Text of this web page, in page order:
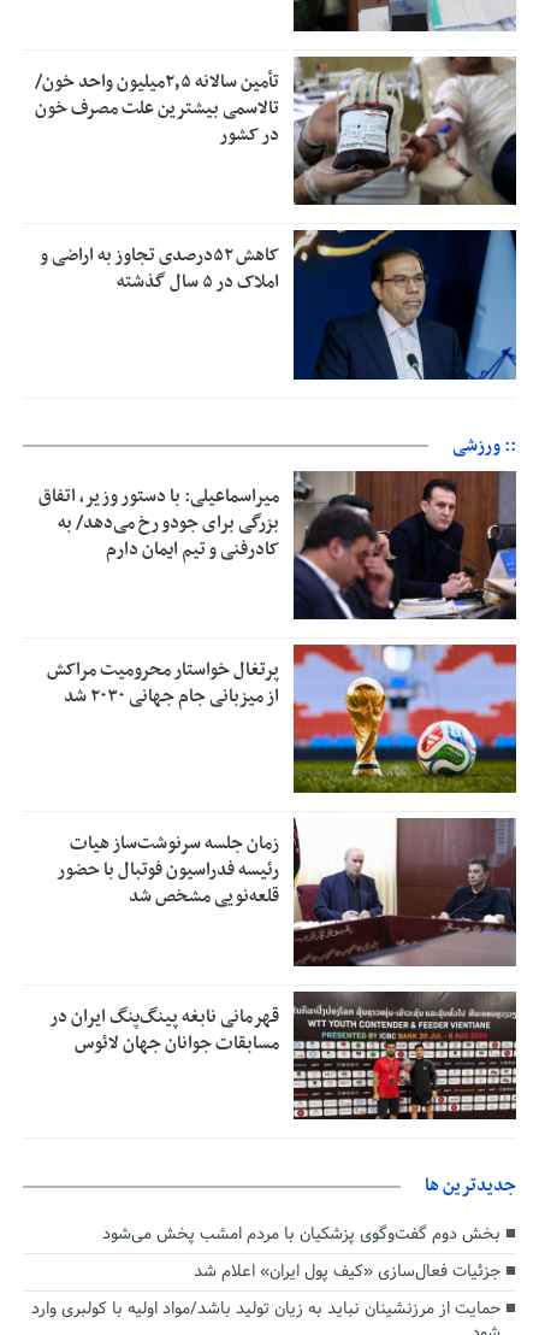
تأمین سالانه ۲٫۵میلیون واحد خون/
تالاسمی بیشترین علت مصرف‌ خون
در کشور
کاهش ۵۲درصدی تجاوز به اراضی و
املاک در ۵ سال گذشته
:: ورزشی
میراسماعیلی: با دستور وزیر، اتفاق
بزرگی برای جودو رخ می‌دهد/ به
کادرفنی و تیم ایمان دارم
پرتغال خواستار محرومیت مراکش
از میزبانی جام جهانی ۲۰۳۰ شد
زمان جلسه سرنوشت‌ساز هیات
رئیسه فدراسیون فوتبال با حضور
قلعه‌نویی مشخص شد
قهرمانی نابغه پینگ‌پنگ ایران در
مسابقات جوانان جهان لائوس
جديدترين ها
بخش دوم گفت‌وگوی پزشکیان با مردم امشب پخش می‌شود
جزئیات فعال‌سازی «کیف پول ایران» اعلام شد
حمایت از مرزنشینان نباید به زیان تولید باشد/مواد اولیه با کولبری وارد